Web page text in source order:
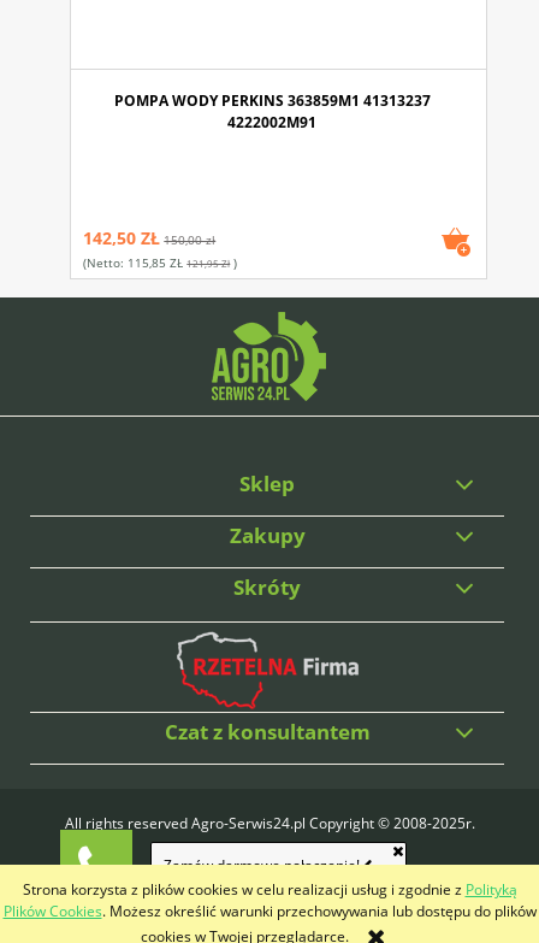
Strona korzysta z plików cookies w celu realizacji usług i zgodnie z Polityką
Plików Cookies. Możesz określić warunki przechowywania lub dostępu do plików
cookies w Twojej przeglądarce.
POMPA WODY PERKINS 363859M1 41313237
4222002M91
142,50 ZŁ 150,00 zł
(netto: 115,85 ZŁ 121,95 Zł)
Sklep
Zakupy
Skróty
Czat z konsultantem
All rights reserved Agro-Serwis24.pl Copyright © 2008-2025r.
Wykonanie:
PrimeBit Studio
Zamów darmowe połączenie!
pokaż pełną wersję strony